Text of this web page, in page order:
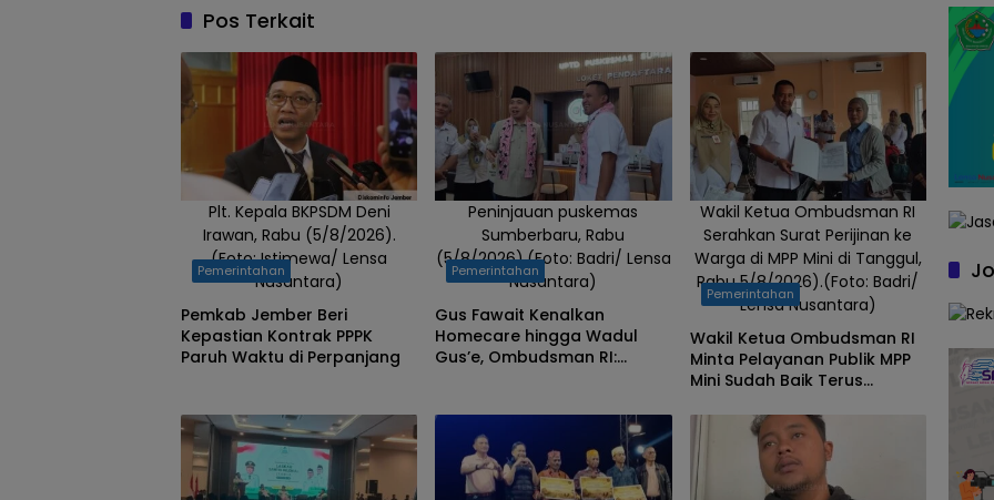
Pos Terkait
Plt. Kepala BKPSDM Deni
Irawan, Rabu (5/8/2026).
(Foto: Istimewa/ Lensa
Nusantara)
Pemerintahan
Pemkab Jember Beri
Kepastian Kontrak PPPK
Paruh Waktu di Perpanjang
Peninjauan puskemas
Sumberbaru, Rabu
(5/8/2026).(Foto: Badri/ Lensa
Nusantara)
Pemerintahan
Gus Fawait Kenalkan
Homecare hingga Wadul
Gus’e, Ombudsman RI:
Wakil Ketua Ombudsman RI
Serahkan Surat Perijinan ke
Warga di MPP Mini di Tanggul,
Rabu 5/8/2026).(Foto: Badri/
Lensa Nusantara)
Pemerintahan
Wakil Ketua Ombudsman RI
Minta Pelayanan Publik MPP
Mini Sudah Baik Terus